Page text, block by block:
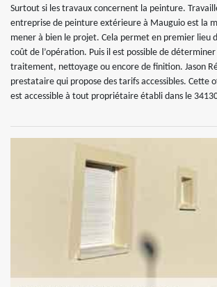
Surtout si les travaux concernent la peinture.
entreprise de peinture extérieure à Mauguio est la
mener à bien le projet. Cela permet en premier lieu
coût de l’opération. Puis il est possible de
traitement, nettoyage ou encore de finition. Jason
prestataire qui propose des tarifs accessibles. Cette
est accessible à tout propriétaire établi dans le